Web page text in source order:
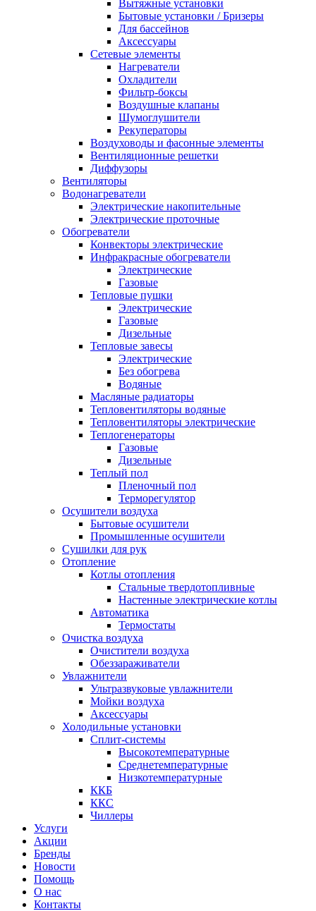
Вытяжные установки
Бытовые установки / Бризеры
Для бассейнов
Аксессуары
Сетевые элементы
Нагреватели
Охладители
Фильтр-боксы
Воздушные клапаны
Шумоглушители
Рекуператоры
Воздуховоды и фасонные элементы
Вентиляционные решетки
Диффузоры
Вентиляторы
Водонагреватели
Электрические накопительные
Электрические проточные
Обогреватели
Конвекторы электрические
Инфракрасные обогреватели
Электрические
Газовые
Тепловые пушки
Электрические
Газовые
Дизельные
Тепловые завесы
Электрические
Без обогрева
Водяные
Масляные радиаторы
Тепловентиляторы водяные
Тепловентиляторы электрические
Теплогенераторы
Газовые
Дизельные
Теплый пол
Пленочный пол
Терморегулятор
Осушители воздуха
Бытовые осушители
Промышленные осушители
Сушилки для рук
Отопление
Котлы отопления
Стальные твердотопливные
Настенные электрические котлы
Автоматика
Термостаты
Очистка воздуха
Очистители воздуха
Обеззараживатели
Увлажнители
Ультразвуковые увлажнители
Мойки воздуха
Аксессуары
Холодильные установки
Сплит-системы
Высокотемпературные
Среднетемпературные
Низкотемпературные
ККБ
ККС
Чиллеры
Услуги
Акции
Бренды
Новости
Помощь
О нас
Контакты